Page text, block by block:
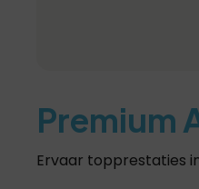
Premium
Ervaar topprestaties